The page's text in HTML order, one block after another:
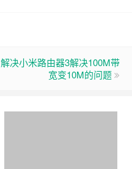
解决小米路由器3解决100M带
宽变10M的问题